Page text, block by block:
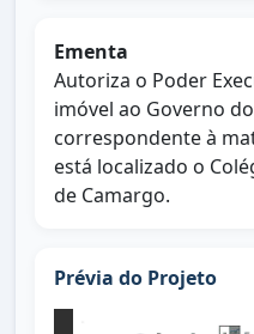
Ementa
Autoriza o Poder
imóvel ao Governo
correspondente à
está localizado o
de Camargo.
Prévia do Projeto